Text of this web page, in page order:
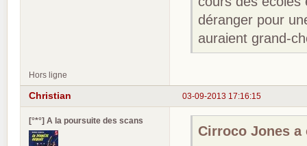
déranger pour
auraient grand-
Hors ligne
03-09-2013 17:16:15
Christian
[°*°] A la poursuite des scans
Cirroco Jones a